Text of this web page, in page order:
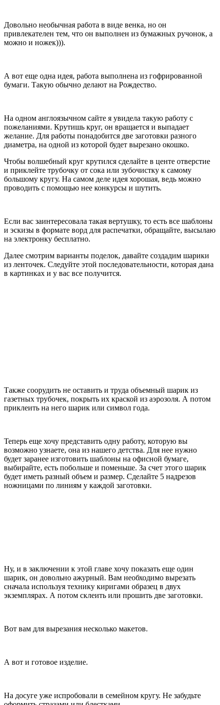
Довольно необычная работа в виде венка, но он
привлекателен тем, что он выполнен из бумажных ручонок, а
можно и ножек))).
А вот еще одна идея, работа выполнена из гофрированной
бумаги. Такую обычно делают на Рождество.
На одном англоязычном сайте я увидела такую работу с
пожеланиями. Крутишь круг, он вращается и выпадает
желание. Для работы понадобится две заготовки разного
диаметра, на одной из которой будет вырезано окошко.
Чтобы волшебный круг крутился сделайте в центе отверстие
и приклейте трубочку от сока или зубочистку к самому
большому кругу. На самом деле идея хорошая, ведь можно
проводить с помощью нее конкурсы и шутить.
Если вас заинтересовала такая вертушку, то есть все шаблоны
и эскизы в формате ворд для распечатки, обращайте, высылаю
на электронку бесплатно.
Далее смотрим варианты поделок, давайте создадим шарики
из ленточек. Следуйте этой последовательности, которая дана
в картинках и у вас все получится.
Также соорудить не оставить и труда объемный шарик из
газетных трубочек, покрыть их краской из аэрозоля. А потом
приклеить на него шарик или символ года.
Теперь еще хочу представить одну работу, которую вы
возможно узнаете, она из нашего детства. Для нее нужно
будет заранее изготовить шаблоны на офисной бумаге,
выбирайте, есть побольше и поменьше. За счет этого шарик
будет иметь разный объем и размер. Сделайте 5 надрезов
ножницами по линиям у каждой заготовки.
Ну, и в заключении к этой главе хочу показать еще один
шарик, он довольно ажурный. Вам необходимо вырезать
сначала используя технику киригами образец в двух
экземплярах. А потом склеить или прошить две заготовки.
Вот вам для вырезания несколько макетов.
А вот и готовое изделие.
На досуге уже испробовали в семейном кругу. Не забудьте